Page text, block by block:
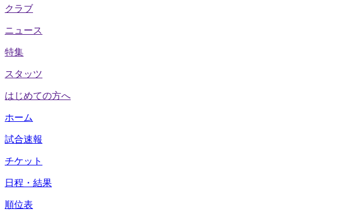
クラブ
ニュース
特集
スタッツ
はじめての方へ
ホーム
試合速報
チケット
日程・結果
順位表